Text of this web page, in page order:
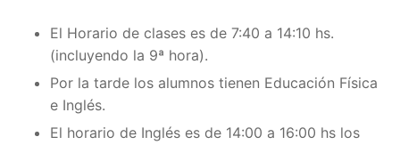
El Horario de clases es de 7:40 a 14:10 hs.
(incluyendo la 9ª hora).
Por la tarde los alumnos tienen Educación Física
e Inglés.
El horario de Inglés es de 14:00 a 16:00 hs los